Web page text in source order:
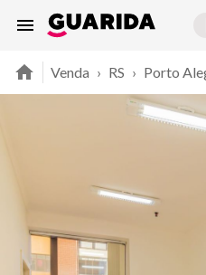
Venda › RS › Porto